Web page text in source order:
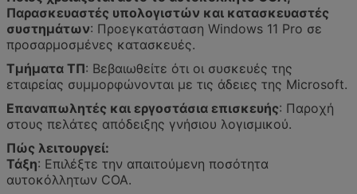
Παρασκευαστές υπολογιστών και κατασκευαστές
συστημάτων: Προεγκατάσταση Windows 11 Pro σε
προσαρμοσμένες κατασκευές.
Τμήματα ΤΠ: Βεβαιωθείτε ότι οι συσκευές της
εταιρείας συμμορφώνονται με τις άδειες της Microsoft.
Επαναπωλητές και εργοστάσια επισκευής: Παροχή
στους πελάτες απόδειξης γνήσιου λογισμικού.
Πώς λειτουργεί:
Τάξη: Επιλέξτε την απαιτούμενη ποσότητα
αυτοκόλλητων COA.